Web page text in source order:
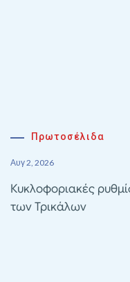
Πρωτοσέλιδα
Αυγ 2, 2026
Κυκλοφοριακές
των Τρικάλων